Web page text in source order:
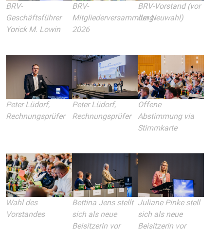
BRV-
Geschäftsführer
Yorick M. Lowin
BRV-
Mitgliederversammlung
2026
BRV-Vorstand (vor
der Neuwahl)
Peter Lüdorf,
Rechnungsprüfer
Peter Lüdorf,
Rechnungsprüfer
Offene
Abstimmung via
Stimmkarte
Wahl des
Vorstandes
Bettina Jens stellt
sich als neue
Beisitzerin vor
Juliane Pinke stell
sich als neue
Beisitzerin vor